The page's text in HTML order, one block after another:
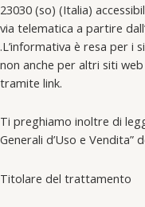
23030 (so) (Italia)
via telematica a partire
.L’informativa è resa per i
non anche per altri siti
tramite link.
Ti preghiamo inoltre di
Generali d’Uso e Vendita”
Titolare del trattamento